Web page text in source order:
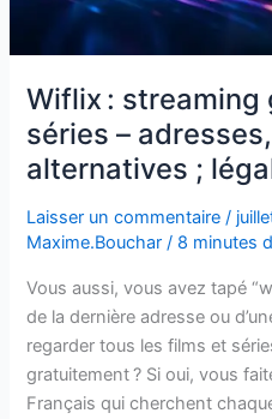
Wiflix :
séries –
alternatives ;
Laisser un commentaire /
Maxime.Bouchar/ 8 minutes
Vous aussi, vous avez tapé
de la dernière adresse ou
regarder tous les films et
gratuitement ? Si oui, vous
Français qui cherchent